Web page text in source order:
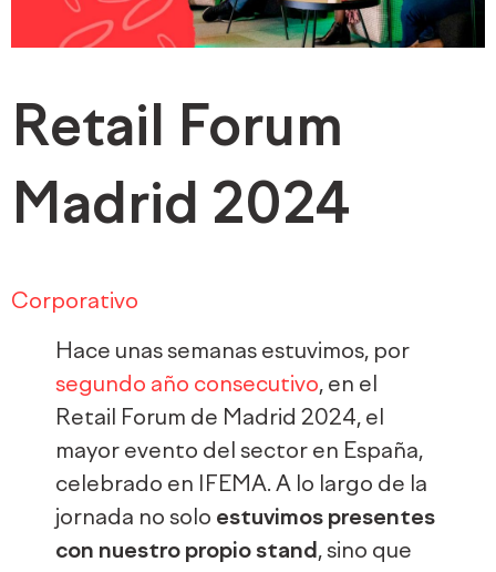
Retail Forum
Madrid 2024
Corporativo
Hace unas semanas estuvimos, por
segundo año consecutivo, en el
Retail Forum de Madrid 2024, el
mayor evento del sector en España,
celebrado en IFEMA. A lo largo de la
jornada no solo estuvimos presentes
con nuestro propio stand , sino que